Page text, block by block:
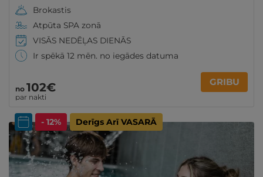
Brokastis
Atpūta SPA zonā
VISĀS NEDĒĻAS DIENĀS
Ir spēkā 12 mēn. no iegādes datuma
no 102€
par nakti
GRIBU
- 12% Derīgs Arī VASARĀ